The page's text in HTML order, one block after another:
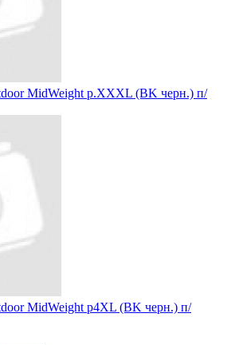
MidWeight р.XXXL (BK черн.) п/
MidWeight р4XL (BK черн.) п/